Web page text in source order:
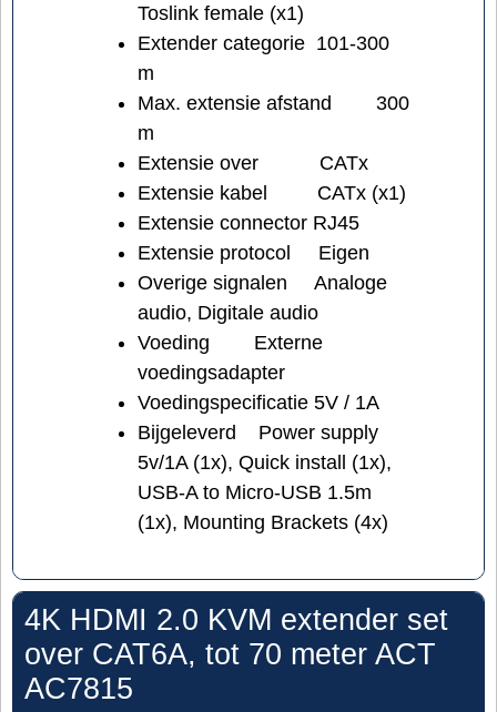
Toslink female (x1)
Extender categorie 101-300
m
Max. extensie afstand
300
m
Extensie over
CATx
Extensie kabel
CATx (x1)
Extensie connector RJ45
Extensie protocol
Eigen
Overige signalen
Analoge
audio, Digitale audio
Voeding
Externe
voedingsadapter
Voedingspecificatie 5V / 1A
Bijgeleverd
Power supply
5v/1A (1x), Quick install (1x),
USB-A to Micro-USB 1.5m
(1x), Mounting Brackets (4x)
4K HDMI 2.0 KVM extender set
over CAT6A, tot 70 meter ACT
AC7815